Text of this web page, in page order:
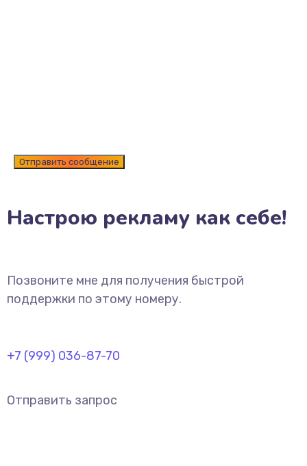
Настрою рекламу как себе!
Позвоните мне для получения быстрой
поддержки по этому номеру.
+7 (999) 036-87-70
Отправить запрос